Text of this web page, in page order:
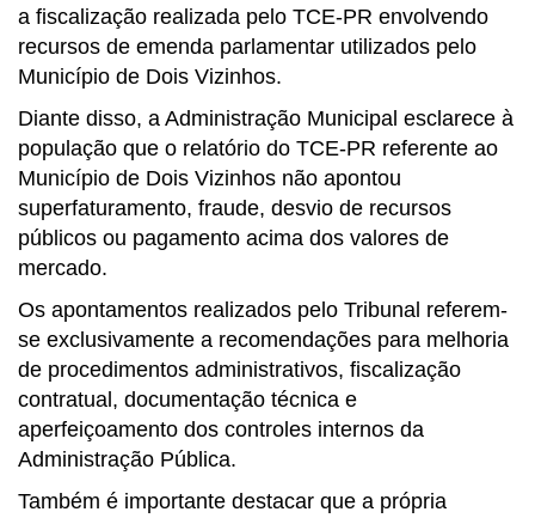
a fiscalização realizada pelo TCE-PR envolvendo
recursos de emenda parlamentar utilizados pelo
Município de Dois Vizinhos.
Diante disso, a Administração Municipal esclarece à
população que o relatório do TCE-PR referente ao
Município de Dois Vizinhos não apontou
superfaturamento, fraude, desvio de recursos
públicos ou pagamento acima dos valores de
mercado.
Os apontamentos realizados pelo Tribunal referem-
se exclusivamente a recomendações para melhoria
de procedimentos administrativos, fiscalização
contratual, documentação técnica e
aperfeiçoamento dos controles internos da
Administração Pública.
Também é importante destacar que a própria